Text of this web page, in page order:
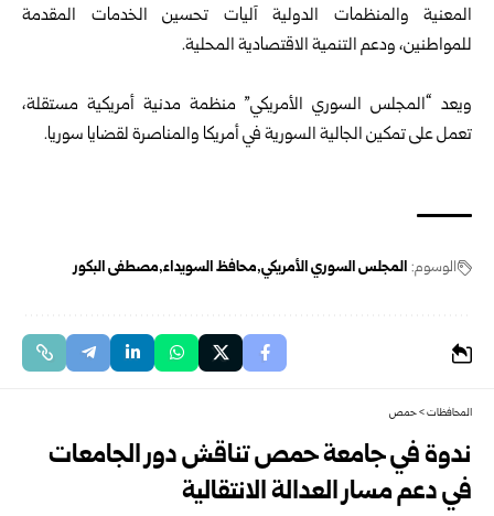
المعنية والمنظمات الدولية آليات تحسين الخدمات المقدمة
للمواطنين، ودعم التنمية الاقتصادية المحلية.
ويعد “المجلس السوري الأمريكي” منظمة مدنية أمريكية مستقلة،
تعمل على تمكين الجالية السورية في أمريكا والمناصرة لقضايا سوريا.
الوسوم: المجلس السوري الأمريكي محافظ السويداء مصطفى البكور
المحافظات>حمص
ندوة في جامعة حمص تناقش دور الجامعات
في دعم مسار العدالة الانتقالية